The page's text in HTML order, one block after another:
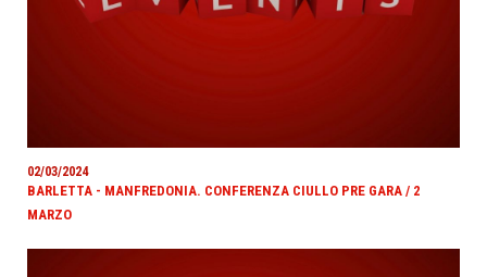
02/03/2024
BARLETTA - MANFREDONIA. CONFERENZA CIULLO PRE GARA / 2
MARZO